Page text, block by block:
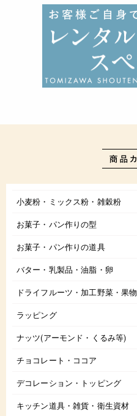
小麦粉・ミックス粉・雑穀粉
お菓子・パン作りの型
お菓子・パン作りの道具
バター・乳製品・油脂・卵
ドライフルーツ・加工野菜・果物
ラッピング
ナッツ(アーモンド・くるみ等)
チョコレート・ココア
デコレーション・トッピング
キッチン道具・雑貨・衛生資材